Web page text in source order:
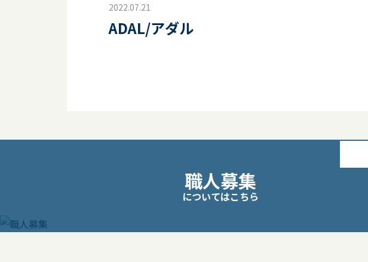
2022.07.21
ADAL/アダル
職人募集
についてはこちら